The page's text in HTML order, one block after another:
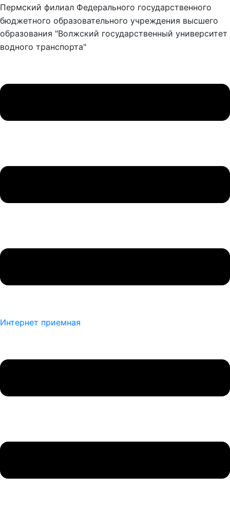
Пермский филиал Федерального государственного
бюджетного образовательного учреждения высшего
образования "Волжский государственный университет
водного транспорта"
Интернет приемная